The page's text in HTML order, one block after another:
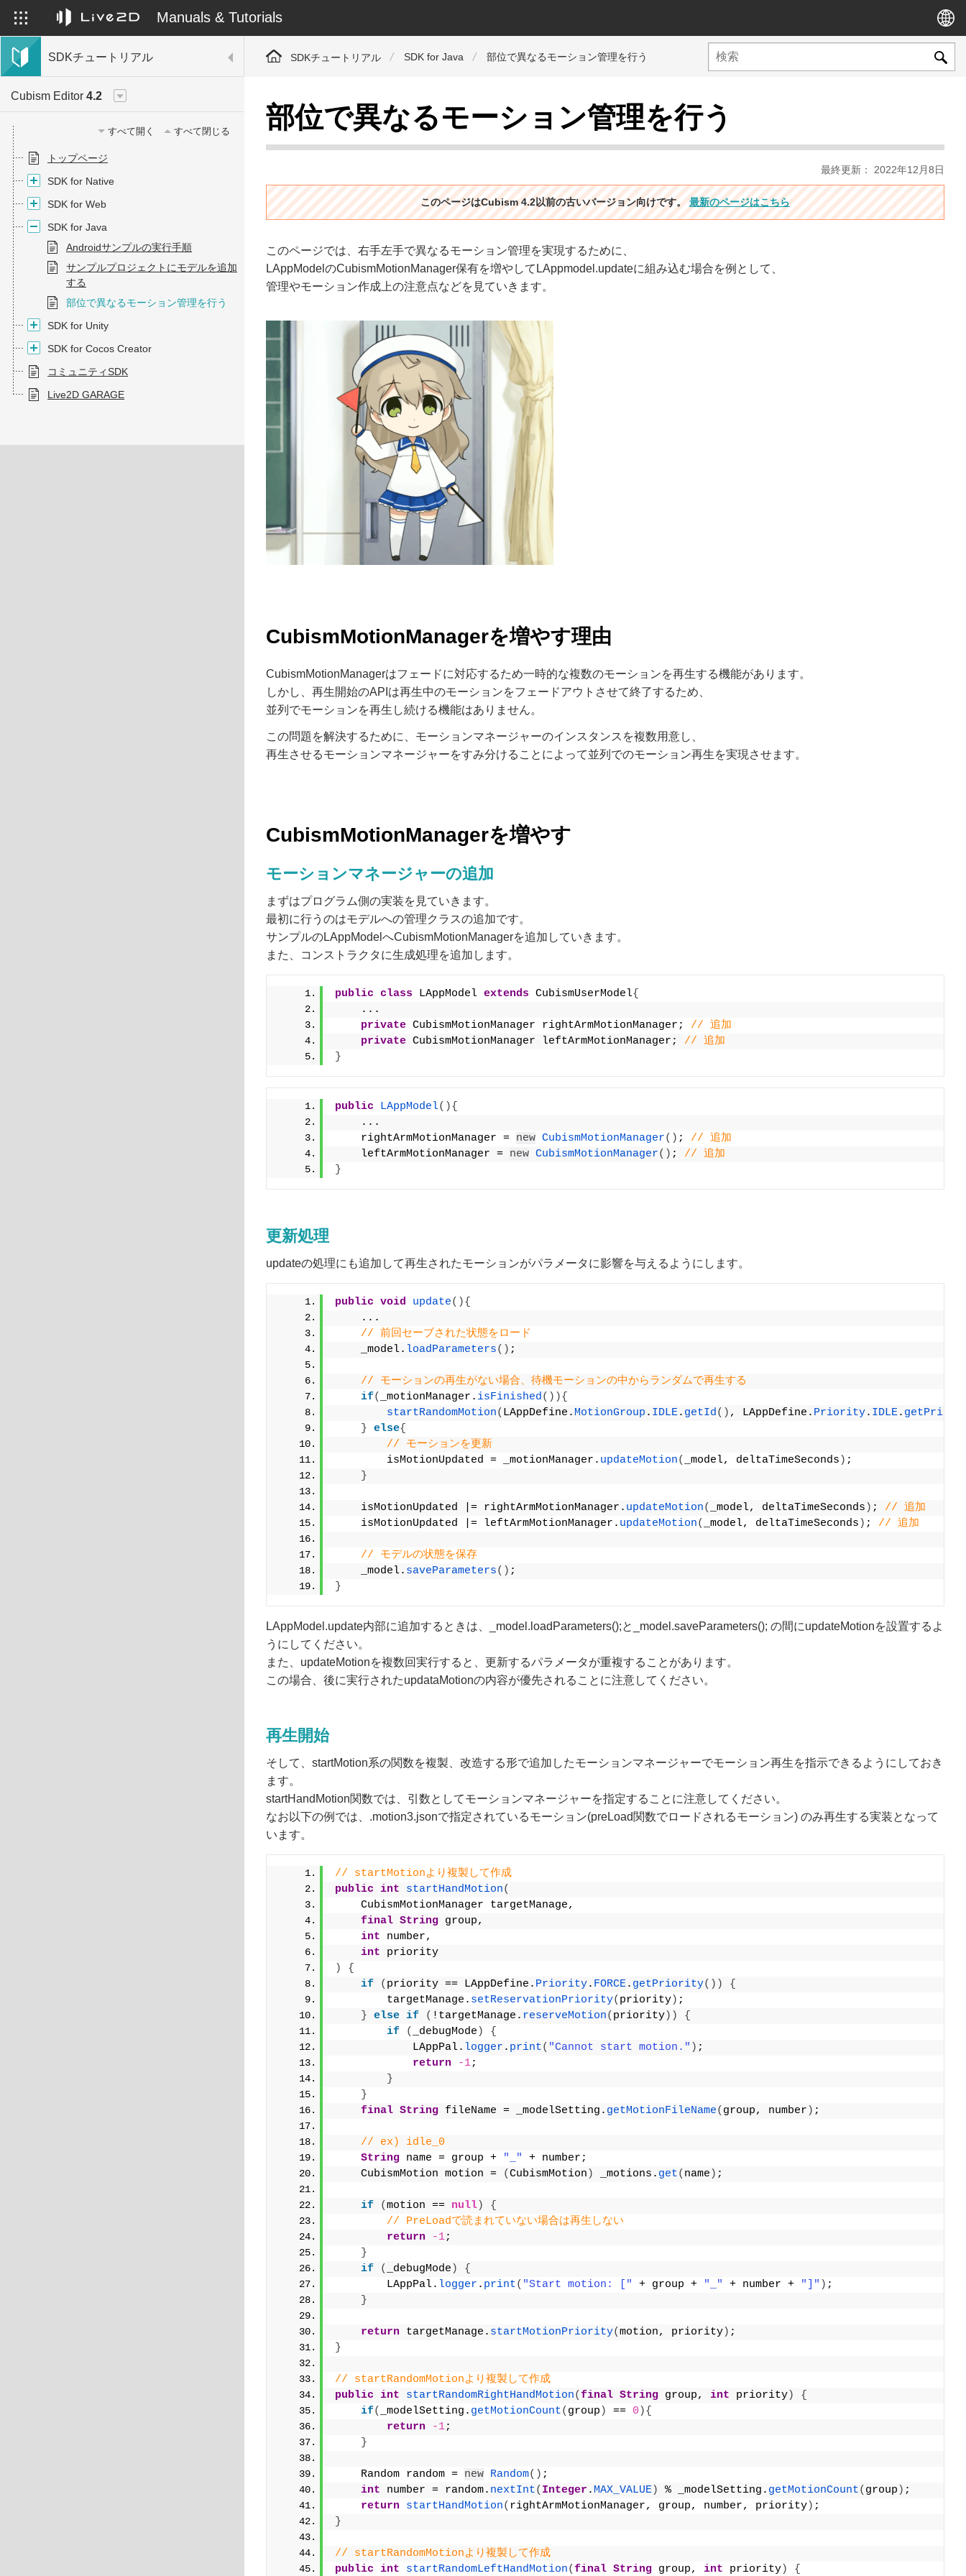
Manuals & Tutorials
SDKチュートリアル
Cubism Editor 4.2
すべて開く すべて閉じる
トップページ
SDK for Native
SDK for Web
SDK for Java
Androidサンプルの実行手順
サンプルプロジェクトにモデルを追加
する
部位で異なるモーション管理を行う
SDK for Unity
SDK for Cocos Creator
コミュニティSDK
Live2D GARAGE
SDKチュートリアル SDK for Java 部位で異なるモーション管理を行う
部位で異なるモーション管理を行う
最終更新： 2022年12月8日
このページはCubism 4.2以前の古いバージョン向けです。最新のページはこちら
このページでは、右手左手で異なるモーション管理を実現するために、
LAppModelのCubismMotionManager保有を増やしてLAppmodel.updateに組み込む場合を例として、
管理やモーション作成上の注意点などを見ていきます。
CubismMotionManagerを増やす理由
CubismMotionManagerはフェードに対応するため一時的な複数のモーションを再生する機能があります。
しかし、再生開始のAPIは再生中のモーションをフェードアウトさせて終了するため、
並列でモーションを再生し続ける機能はありません。
この問題を解決するために、モーションマネージャーのインスタンスを複数用意し、
再生させるモーションマネージャーをすみ分けることによって並列でのモーション再生を実現させます。
CubismMotionManagerを増やす
モーションマネージャーの追加
まずはプログラム側の実装を見ていきます。
最初に行うのはモデルへの管理クラスの追加です。
サンプルのLAppModelへCubismMotionManagerを追加していきます。
また、コンストラクタに生成処理を追加します。
public class LAppModel extends CubismUserModel{
    ...
private CubismMotionManager rightArmMotionManager; // 追加
private CubismMotionManager leftArmMotionManager; // 追加
}
public LAppModel(){
    ...
    rightArmMotionManager =
new CubismMotionManager() ; // 追加
    leftArmMotionManager =
new CubismMotionManager() ; // 追加
}
更新処理
updateの処理にも追加して再生されたモーションがパラメータに影響を与えるようにします。
public void update(){
    ...
// 前回セーブされた状態をロード
    _model.
loadParameters() ;
// モーションの再生がない場合、待機モーションの中からランダムで再生する
if( _motionManager. isFinished()){
startRandomMotion( LAppDefine. MotionGroup . IDLE. getId() , LAppDefine. Priority. IDLE.
} else{
// モーションを更新
        isMotionUpdated = _motionManager.
updateMotion( _model, deltaTimeSeconds ) ;
}
    isMotionUpdated |= rightArmMotionManager.
updateMotion( _model, deltaTimeSeconds ) ; // 追加
    isMotionUpdated |= leftArmMotionManager.
updateMotion( _model, deltaTimeSeconds ) ; // 追加
// モデルの状態を保存
    _model.
saveParameters() ;
}
LAppModel.update内部に追加するときは、_model.loadParameters();と_model.saveParameters(); の間にupdateMotionを設置するよ
うにしてください。
また、updateMotionを複数回実行すると、更新するパラメータが重複することがあります。
この場合、後に実行されたupdataMotionの内容が優先されることに注意してください。
再生開始
そして、startMotion系の関数を複製、改造する形で追加したモーションマネージャーでモーション再生を指示できるようにしておき
ます。
startHandMotion関数では、引数としてモーションマネージャーを指定することに注意してください。
なお以下の例では、.motion3.jsonで指定されているモーション(preLoad関数でロードされるモーション) のみ再生する実装となって
います。
// startMotionより複製して作成
public int startHandMotion(
    CubismMotionManager targetManage,
final String group,
int number,
int priority
)
{
if
( priority == LAppDefine. Priority. FORCE. getPriority())
{
        targetManage.
setReservationPriority( priority) ;
} else if ( !targetManage. reserveMotion( priority))
{
if
( _debugMode )
{
            LAppPal.
logger . print( "Cannot start motion." ) ;
return
-1;
}
}
final String fileName = _modelSetting. getMotionFileName( group, number ) ;
// ex) idle_0
String name = group + "_"
+ number;
    CubismMotion motion =
(CubismMotion ) _motions. get( name ) ;
if (motion == null)
{
// PreLoadで読まれていない場合は再生しない
return
-1;
}
if
( _debugMode )
{
        LAppPal.
logger . print( "Start motion: [" + group + "_" + number + "]" ) ;
}
return targetManage. startMotionPriority(motion, priority) ;
}
// startRandomMotionより複製して作成
public int startRandomRightHandMotion(final String group, int priority)
{
if( _modelSetting. getMotionCount( group ) == 0 ){
return
-1;
}
    Random random =
new Random() ;
int number = random. nextInt( Integer . MAX_VALUE) % _modelSetting. getMotionCount( group ) ;
return startHandMotion( rightArmMotionManager, group, number, priority) ;
}
// startRandomMotionより複製して作成
public int startRandomLeftHandMotion(final String group, int priority) {